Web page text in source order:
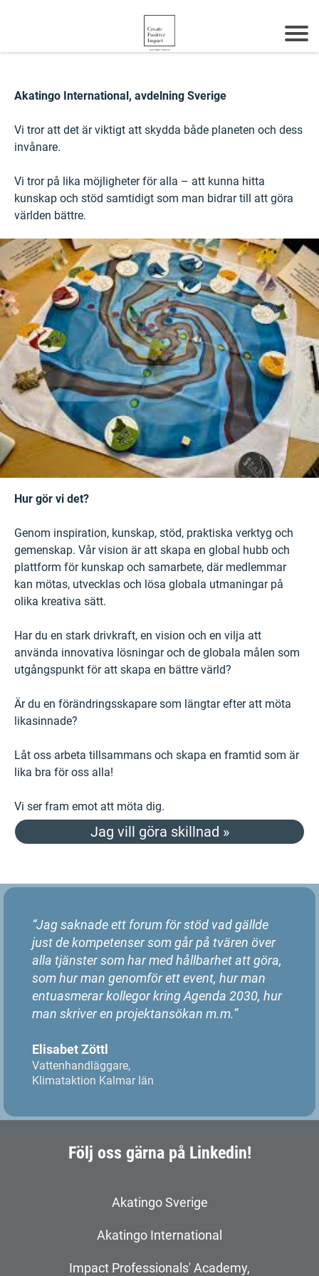
Akatingo International, avdelning Sverige
Vi tror att det är viktigt att skydda både planeten och dess
invånare.
Vi tror på lika möjligheter för alla – att kunna hitta
kunskap och stöd samtidigt som man bidrar till att göra
världen bättre.
Hur gör vi det?
Genom inspiration, kunskap, stöd, praktiska verktyg och
gemenskap. Vår vision är att skapa en global hubb och
plattform för kunskap och samarbete, där medlemmar
kan mötas, utvecklas och lösa globala utmaningar på
olika kreativa sätt.
Har du en stark drivkraft, en vision och en vilja att
använda innovativa lösningar och de globala målen som
utgångspunkt för att skapa en bättre värld?
Är du en förändringsskapare som längtar efter att möta
likasinnade?
Låt oss arbeta tillsammans och skapa en framtid som är
lika bra för oss alla!
Vi ser fram emot att möta dig.
Jag vill göra skillnad »
“Jag saknade ett forum för stöd vad gällde
just de kompetenser som går på tvären över
alla tjänster som har med hållbarhet att göra,
som hur man genomför ett event, hur man
entuasmerar kollegor kring Agenda 2030, hur
man skriver en projektansökan m.m.”
Elisabet Zöttl
Vattenhandläggare,
Klimataktion Kalmar län
Följ oss gärna på Linkedin!
Akatingo Sverige
Akatingo International
Impact Professionals' Academy,